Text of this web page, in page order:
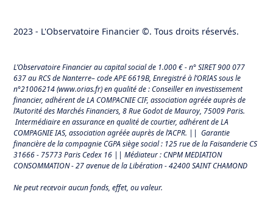
2023 - L'Observatoire Financier ©. Tous droits réservés.
L’Observatoire Financier au capital social de 1.000 € - n° SIRET 900 077
637 au RCS de Nanterre– code APE 6619B, Enregistré à l’ORIAS sous le
n°21006214 (www.orias.fr) en qualité de : Conseiller en investissement
financier, adhérent de LA COMPACNIE CIF, association agréée auprès de
l’Autorité des Marchés Financiers, 8 Rue Godot de Mauroy, 75009 Paris.
Intermédiaire en assurance en qualité de courtier, adhérent de LA
COMPAGNIE IAS, association agréée auprès de l’ACPR. || Garantie
financière de la compagnie CGPA siège social : 125 rue de la Faisanderie CS
31666 - 75773 Paris Cedex 16 || Médiateur : CNPM MEDIATION
CONSOMMATION - 27 avenue de la Libération - 42400 SAINT CHAMOND
Ne peut recevoir aucun fonds, effet, ou valeur.